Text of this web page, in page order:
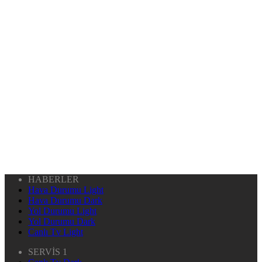
HABERLER
Hava Durumu Light
Hava Durumu Dark
Yol Durumu Light
Yol Durumu Dark
Canlı Tv Light
SERVİS 1